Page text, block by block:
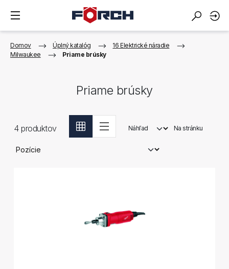
Domov Úplný katalóg
16 Elektrické náradie
Milwaukee
Priame brúsky
Priame brúsky
4produktov Náhľad Na stránku